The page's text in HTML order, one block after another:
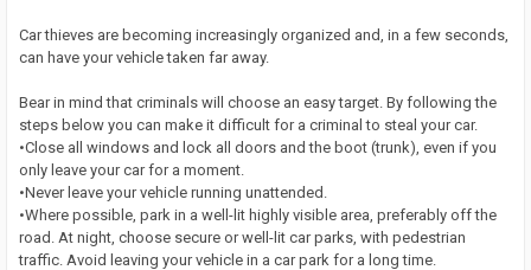
Car thieves are becoming increasingly organized and, in a few seconds,
can have your vehicle taken far away.
Bear in mind that criminals will choose an easy target. By following the
steps below you can make it difficult for a criminal to steal your car.
•Close all windows and lock all doors and the boot (trunk), even if you
only leave your car for a moment.
•Never leave your vehicle running unattended.
•Where possible, park in a well-lit highly visible area, preferably off the
road. At night, choose secure or well-lit car parks, with pedestrian
traffic. Avoid leaving your vehicle in a car park for a long time.